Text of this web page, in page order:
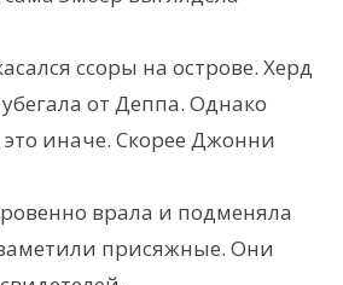
ссоры на острове. Херд
от Деппа. Однако
иначе. Скорее Джонни
врала и подменяла
присяжные. Они